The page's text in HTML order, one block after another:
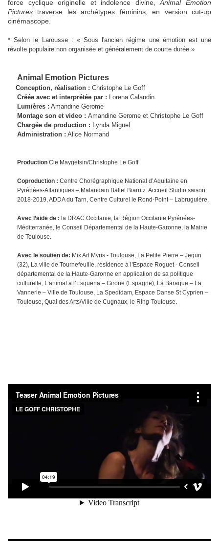
force cyclique originelle et indolence divine,Animal Emotion
Pictures traverse les archétypes féminins, en version cut-up
cinémascope.
* Selon le Larousse : « Sous l'ancien régime une émotion est une
révolte populaire non organisée et généralement de courte durée.»
Animal Emotion Pictures
Conception, réalisation : Christophe Le Goff
Créée avec et interprétée par : Lorena Calandin
Lumières : Amandine Gerome
Montage son et video : Amandine Gerome et Christophe Le Goff
Chargée de production : Lynda Miguel
Administration : Alice Normand
Production Cie Maygetsin/Christophe Le Goff
Coproduction : Centre Chorégraphique National d’Aquitaine en
Pyrénées-Atlantiques – Malandain Ballet Biarritz. Accueil Studio saison
2018-2019, ADDA du Tarn, Centre Culturel le Rond-Point – Labruguière.
Avec l’aide de : la DRAC Occitanie, la Région Occitanie Pyrénées-
Méditerranée, le Conseil Départemental de la Haute-Garonne, la Mairie
de Toulouse.
Avec le soutien de: Mix Art Myris - Toulouse, La Petite Pierre – Jegun
(32), La ville de Tournefeuille, résidence à l’Espace Roguet - Conseil
départemental de la Haute-Garonne en application de sa politique
culturelle, L’animal a l’Esquena – Girone (Espagne), La Baraque – La
Vannerie – Ville de Toulouse, La Spedidam, Espace Danse St Cyprien –
Toulouse, Quai des Arts/Ville de Cugnaux, le Ring-Toulouse.